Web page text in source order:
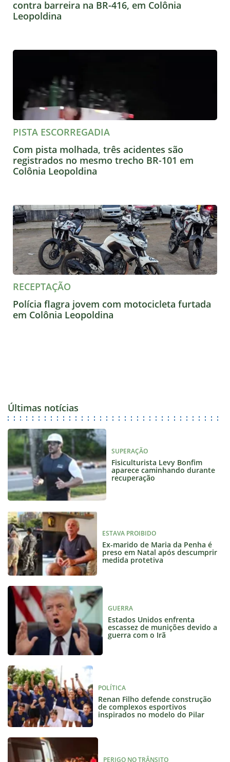
contra barreira na BR-416, em Colônia
Leopoldina
PISTA ESCORREGADIA
Com pista molhada, três acidentes são
registrados no mesmo trecho BR-101 em
Colônia Leopoldina
RECEPTAÇÃO
Polícia flagra jovem com motocicleta furtada
em Colônia Leopoldina
Últimas notícias
SUPERAÇÃO
Fisiculturista Levy Bonfim
aparece caminhando durante
recuperação
ESTAVA PROIBIDO
Ex-marido de Maria da Penha é
preso em Natal após descumprir
medida protetiva
GUERRA
Estados Unidos enfrenta
escassez de munições devido a
guerra com o Irã
POLÍTICA
Renan Filho defende construção
de complexos esportivos
inspirados no modelo do Pilar
PERIGO NO TRÂNSITO